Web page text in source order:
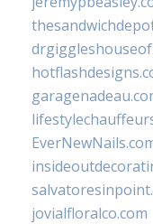
jovialfloralco.com